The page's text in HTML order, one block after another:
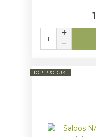
TOP PRODUKT